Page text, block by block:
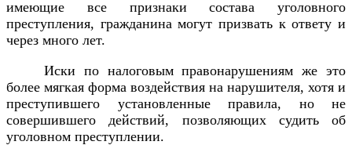
имеющие все признаки состава уголовного
преступления, гражданина могут призвать к ответу и
через много лет.
Иски по налоговым правонарушениям же это
более мягкая форма воздействия на нарушителя, хотя и
преступившего установленные правила, но не
совершившего действий, позволяющих судить об
уголовном преступлении.